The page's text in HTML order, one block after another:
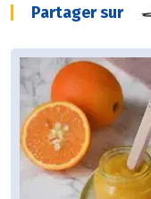
Partager sur